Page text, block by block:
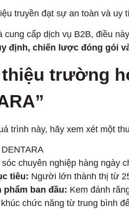
truyền đạt sự an toàn và uy
cung cấp dịch vụ B2B, điều
định, chiến lược đóng gói
trường
trình này, hãy xem xét một
DENTARA
sóc chuyên nghiệp hàng ngày
tiêu: Người lớn thành thị từ
phẩm ban đầu: Kem đánh
chức năng từ trung bình